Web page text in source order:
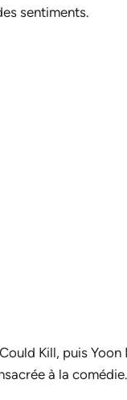
sentiments.
Kill, puis
à la comédie.